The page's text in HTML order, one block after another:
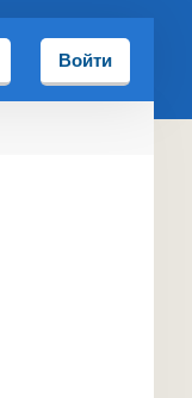
Войти